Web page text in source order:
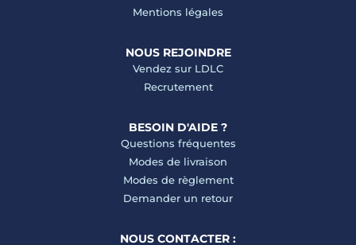
Mentions légales
NOUS REJOINDRE
Vendez sur LDLC
Recrutement
BESOIN D'AIDE ?
Questions fréquentes
Modes de livraison
Modes de règlement
Demander un retour
NOUS CONTACTER :